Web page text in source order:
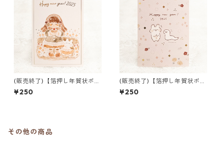
(販売終了)【箔押し年賀状ポス
トカード】女の子とうさぎ
¥250
(販売終了)【箔押し年賀状ポス
トカード】しろへびとうさぎ
¥250
その他の商品